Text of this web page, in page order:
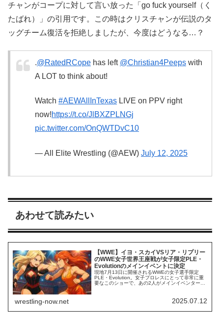
チャンがコープに対して言い放った「go fuck yourself（く
たばれ）」の引用です。この時はクリスチャンが伝説のタ
ッグチーム復活を拒絶しましたが、今度はどうなる…？
.@RatedRCope has left @Christian4Peeps with
A LOT to think about!
Watch #AEWAllInTexas LIVE on PPV right
now!https://t.co/JlBXZPLNGj
pic.twitter.com/OnQWTDvC10
— All Elite Wrestling (@AEW) July 12, 2025
あわせて読みたい
【WWE】イヨ・スカイVSリア・リプリー
のWWE女子世界王座戦が女子限定PLE・
Evolutionのメインイベントに決定
現地7月13日に開催されるWWEの女子選手限定
PLE・Evolution。女子プロレスにとって非常に重
要なこのショーで、あの2人がメインイベンターを
よるWWE女子世界王座戦になることが発表されま
した。女子部門を代表するトップスター同士の激
wrestling-now.net 2025.07.12